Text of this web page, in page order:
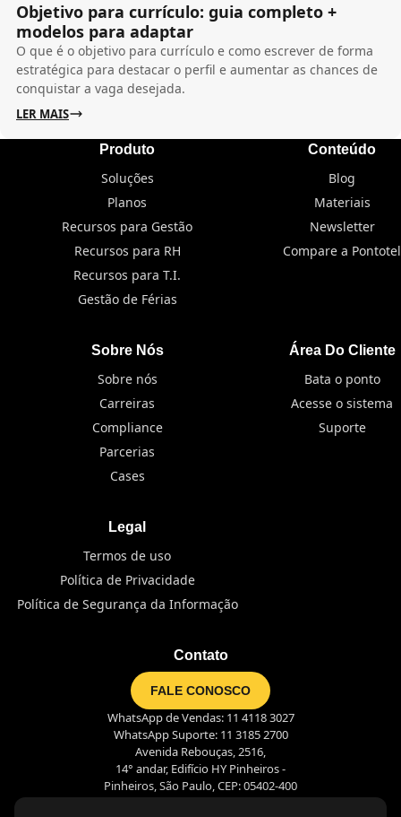
Objetivo para currículo: guia completo +
modelos para adaptar
O que é o objetivo para currículo e como escrever de forma
estratégica para destacar o perfil e aumentar as chances de
conquistar a vaga desejada.
LER MAIS
Produto
Soluções
Planos
Recursos para Gestão
Recursos para RH
Recursos para T.I.
Gestão de Férias
Conteúdo
Blog
Materiais
Newsletter
Compare a Pontotel
Sobre Nós
Sobre nós
Carreiras
Compliance
Parcerias
Cases
Área Do Cliente
Bata o ponto
Acesse o sistema
Suporte
Legal
Termos de uso
Política de Privacidade
Política de Segurança da Informação
Contato
FALE CONOSCO
WhatsApp de Vendas: 11 4118 3027
WhatsApp Suporte: 11 3185 2700
Avenida Rebouças, 2516,
14° andar, Edifício HY Pinheiros -
Pinheiros, São Paulo, CEP: 05402-400